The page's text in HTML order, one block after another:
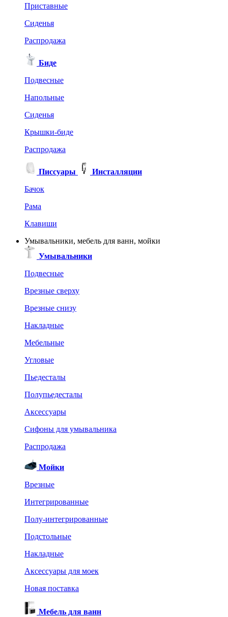
Приставные
Сиденья
Распродажа
Биде
Подвесные
Напольные
Сиденья
Крышки-биде
Распродажа
Писсуары
Инсталляции
Бачок
Рама
Клавиши
Умывальники, мебель для ванн, мойки
Умывальники
Подвесные
Врезные сверху
Врезные снизу
Накладные
Мебельные
Угловые
Пьедесталы
Полупьедесталы
Аксессуары
Сифоны для умывальника
Распродажа
Мойки
Врезные
Интегрированные
Полу-интегрированные
Подстольные
Накладные
Аксессуары для моек
Новая поставка
Мебель для ванн